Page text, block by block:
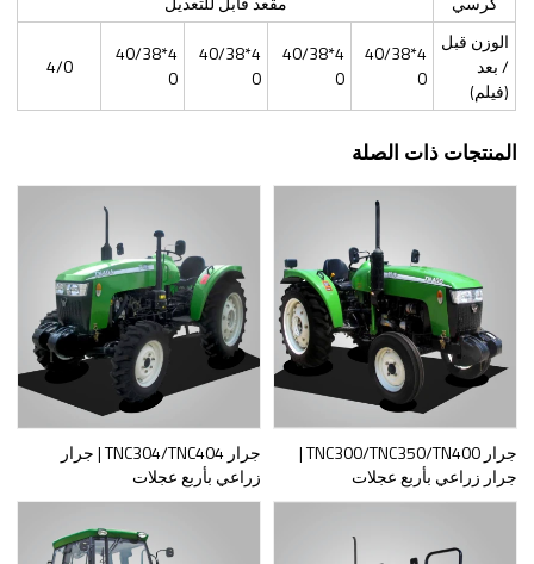
الوزن قبل
/ بعد
(فيلم)
4*40/38
0
4*40/38
0
4*40/38
0
4*40/38
0
4/0
المنتجات ذات الصلة
جرار TNC300/TNC350/TN400 |
جرار زراعي بأربع عجلات
جرار TNC304/TNC404 | جرار
زراعي بأربع عجلات